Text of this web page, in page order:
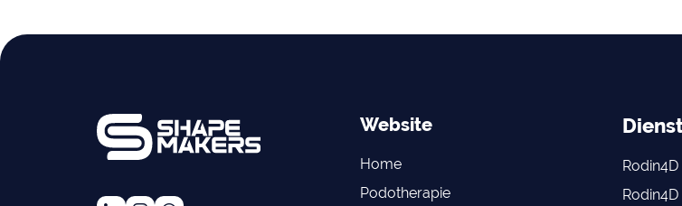
Website
Home
Podotherapie